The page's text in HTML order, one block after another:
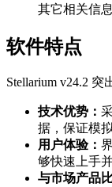
其它相关信息
软件特点
Stellarium v24.2 突
技术优势：
据，保证模
用户体验：
够快速上手
与市场产品